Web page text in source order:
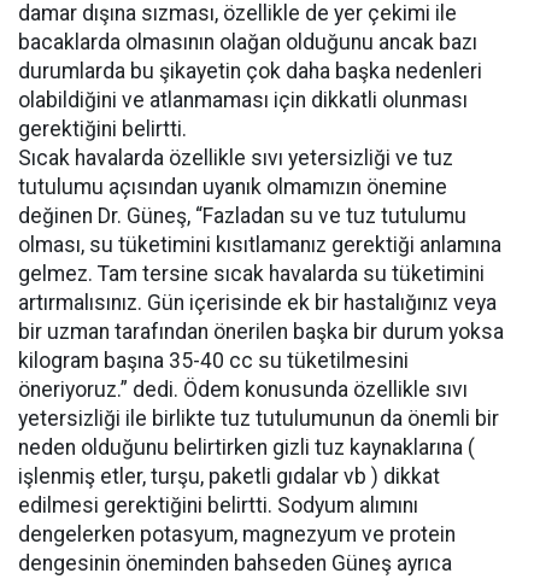
damar dışına sızması, özellikle de yer çekimi ile
bacaklarda olmasının olağan olduğunu ancak bazı
durumlarda bu şikayetin çok daha başka nedenleri
olabildiğini ve atlanmaması için dikkatli olunması
gerektiğini belirtti.
Sıcak havalarda özellikle sıvı yetersizliği ve tuz
tutulumu açısından uyanık olmamızın önemine
değinen Dr. Güneş, “Fazladan su ve tuz tutulumu
olması, su tüketimini kısıtlamanız gerektiği anlamına
gelmez. Tam tersine sıcak havalarda su tüketimini
artırmalısınız. Gün içerisinde ek bir hastalığınız veya
bir uzman tarafından önerilen başka bir durum yoksa
kilogram başına 35-40 cc su tüketilmesini
öneriyoruz.” dedi. Ödem konusunda özellikle sıvı
yetersizliği ile birlikte tuz tutulumunun da önemli bir
neden olduğunu belirtirken gizli tuz kaynaklarına (
işlenmiş etler, turşu, paketli gıdalar vb ) dikkat
edilmesi gerektiğini belirtti. Sodyum alımını
dengelerken potasyum, magnezyum ve protein
dengesinin öneminden bahseden Güneş ayrıca